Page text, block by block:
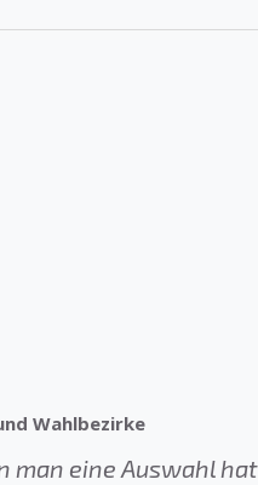
Wahlbezirke
man eine Auswahl